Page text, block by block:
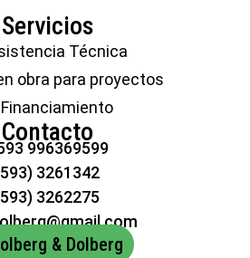
Servicios
Técnica
obra para proyectos
Financiamiento
Contacto
996369599
3261342
3262275
& Dolberg